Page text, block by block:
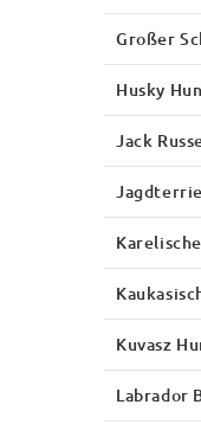
Großer
Husky
Jack
Kuvasz
Labrador